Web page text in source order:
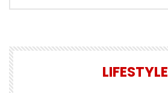
LIFESTYLE